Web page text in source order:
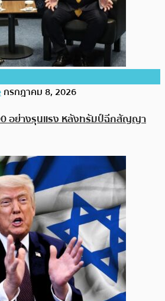
กรกฎาคม 8, 2026
อย่างรุนแรง หลังทรัมป์ฉีกสัญญา